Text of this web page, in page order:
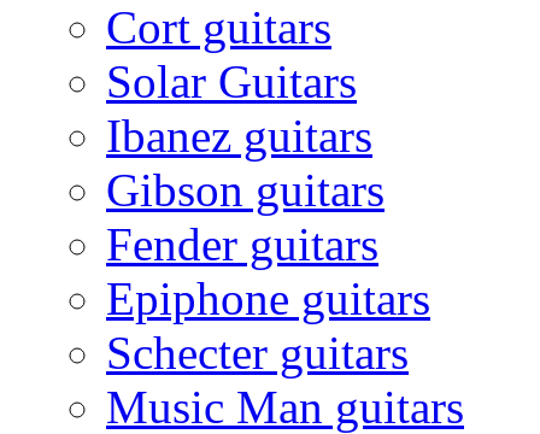
Cort guitars
Solar Guitars
Ibanez guitars
Gibson guitars
Fender guitars
Epiphone guitars
Schecter guitars
Music Man guitars